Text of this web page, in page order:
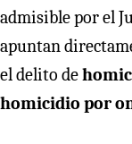
admisible por el
apuntan
el delito de
homicidio por